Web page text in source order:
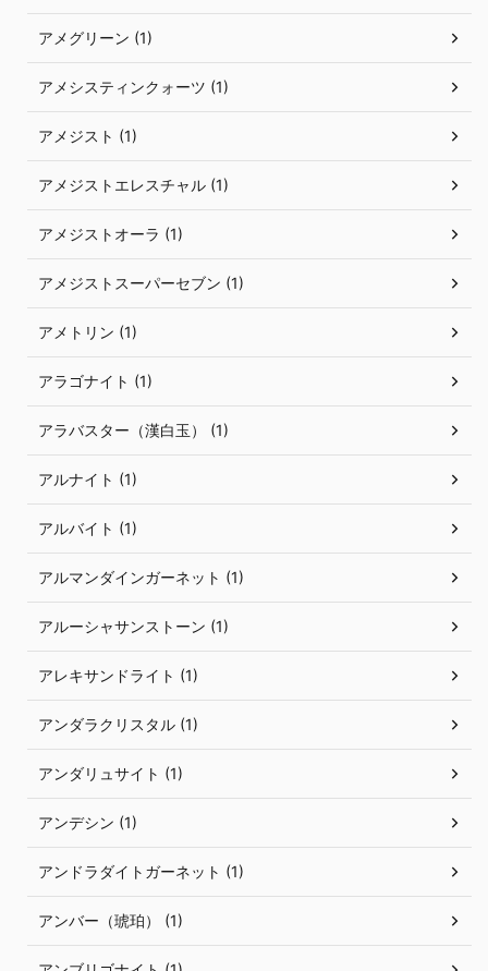
アメグリーン (1)
アメシスティンクォーツ (1)
アメジスト (1)
アメジストエレスチャル (1)
アメジストオーラ (1)
アメジストスーパーセブン (1)
アメトリン (1)
アラゴナイト (1)
アラバスター（漢白玉） (1)
アルナイト (1)
アルバイト (1)
アルマンダインガーネット (1)
アルーシャサンストーン (1)
アレキサンドライト (1)
アンダラクリスタル (1)
アンダリュサイト (1)
アンデシン (1)
アンドラダイトガーネット (1)
アンバー（琥珀） (1)